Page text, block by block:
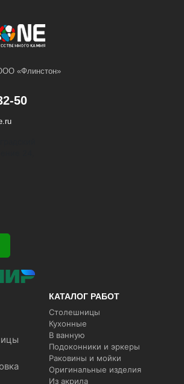
«Флинстон»
50
КАТАЛОГ РАБОТ
Столешницы
Кухонные
В ванную
Подоконники и эркеры
Раковины и мойки
Оригинальные изделия
Из акрила